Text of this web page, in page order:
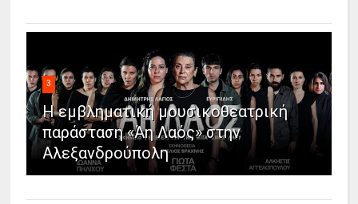
3
Η εμβληματική μουσικοθεατρική
παράσταση «Άη Λαός» στην
Αλεξανδρούπολη